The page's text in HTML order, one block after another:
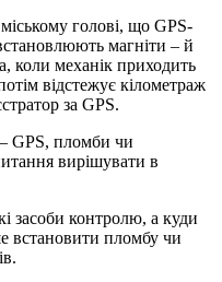
голові, що GPS-
магніти – й
коли механік приходить
відстежує кілометраж
за GPS.
– GPS, пломби чи
вирішувати в
засоби контролю, а куди
встановити пломбу чи